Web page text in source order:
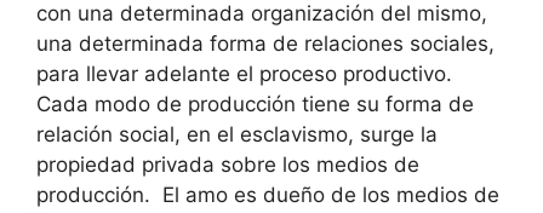
con una determinada organización del mismo,
una determinada forma de relaciones sociales,
para llevar adelante el proceso productivo.
Cada modo de producción tiene su forma de
relación social, en el esclavismo, surge la
propiedad privada sobre los medios de
producción. El amo es dueño de los medios de